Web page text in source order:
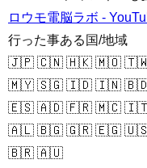
ロウモ電脳ラボ -
行った事ある国/地域
🇯🇵 🇨🇳 🇭🇰 🇲🇴
🇲🇾 🇸🇬 🇮🇩 🇮🇳
🇪🇸 🇦🇩 🇫🇷 🇲🇨
🇦🇱 🇧🇬 🇬🇷 🇪🇬
🇧🇷 🇦🇺